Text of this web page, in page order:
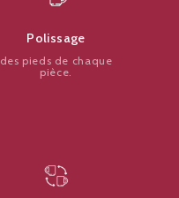
Polissage
des pieds de chaque
pièce.